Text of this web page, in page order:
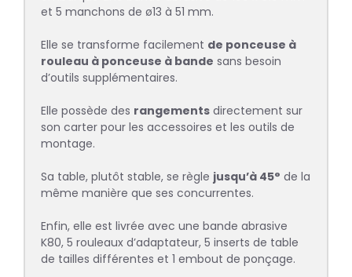
et 5 manchons de ø13 à 51 mm.
Elle se transforme facilement de ponceuse à
rouleau à ponceuse à bande sans besoin
d’outils supplémentaires.
Elle possède des rangements directement sur
son carter pour les accessoires et les outils de
montage.
Sa table, plutôt stable, se règle jusqu’à 45° de la
même manière que ses concurrentes.
Enfin, elle est livrée avec une bande abrasive
K80, 5 rouleaux d’adaptateur, 5 inserts de table
de tailles différentes et 1 embout de ponçage.